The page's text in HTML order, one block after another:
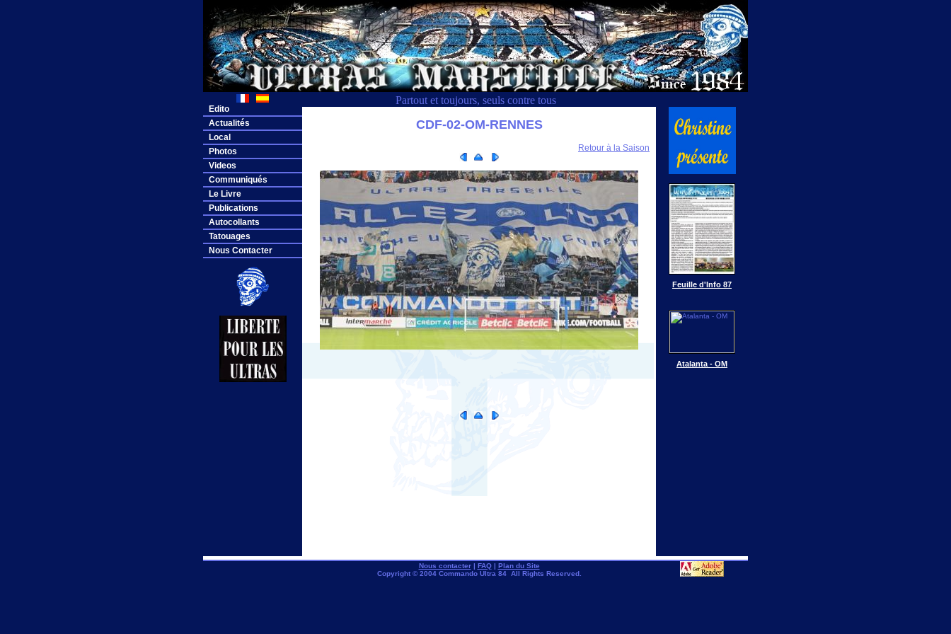
Partout et toujours, seuls contre tous
Edito
Actualités
Local
Photos
Videos
Communiqués
Le Livre
Publications
Autocollants
Tatouages
Nous Contacter
CDF-02-OM-RENNES
Retour à la Saison
Feuille d'Info 87
Atalanta - OM
Nous contacter| FAQ| Plan du Site
Copyright © 2004 Commando Ultra 84 All Rights Reserved.